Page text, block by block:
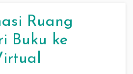
Ruang
Buku ke